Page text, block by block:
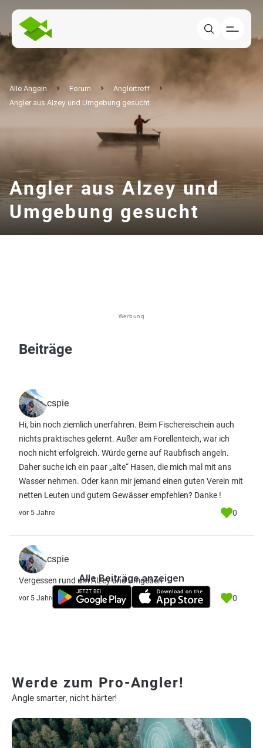
Alle Angeln Forum
Anglertreff
Angler aus Alzey und Umgebung gesucht
Angler aus Alzey und
Umgebung gesucht
Werbung
Beiträge
cspie
Hi, bin noch ziemlich unerfahren. Beim Fischereischein auch
nichts praktisches gelernt. Außer am Forellenteich, war ich
noch nicht erfolgreich. Würde gerne auf Raubfisch angeln.
Daher suche ich ein paar „alte“ Hasen, die mich mal mit ans
Wasser nehmen. Oder kann mir jemand einen guten Verein mit
netten Leuten und gutem Gewässer empfehlen? Danke !
vor 5 Jahre 0
cspie
Vergessen rund um Alzey und Umgeben
vor 5 Jahre 0
Alle Beiträge anzeigen
Werde zum Pro-Angler!
Angle smarter, nicht härter!